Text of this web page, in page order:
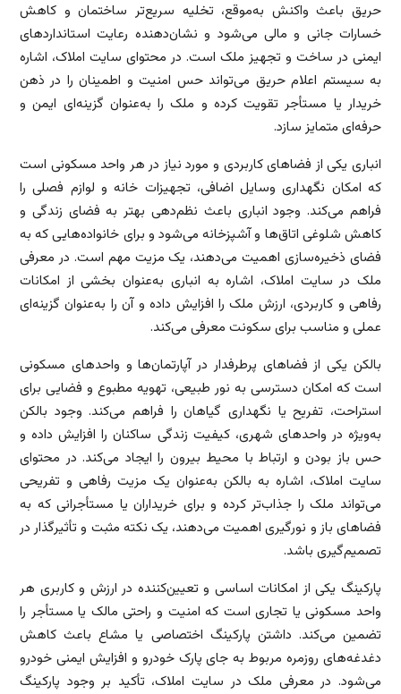
حریق باعث واکنش به‌موقع، تخلیه سریع‌تر ساختمان و کاهش
خسارات جانی و مالی می‌شود و نشان‌دهنده رعایت استانداردهای
ایمنی در ساخت و تجهیز ملک است. در محتوای سایت املاک، اشاره
به سیستم اعلام حریق می‌تواند حس امنیت و اطمینان را در ذهن
خریدار یا مستأجر تقویت کرده و ملک را به‌عنوان گزینه‌ای ایمن و
حرفه‌ای متمایز سازد.
انباری یکی از فضاهای کاربردی و مورد نیاز در هر واحد مسکونی است
که امکان نگهداری وسایل اضافی، تجهیزات خانه و لوازم فصلی را
فراهم می‌کند. وجود انباری باعث نظم‌دهی بهتر به فضای زندگی و
کاهش شلوغی اتاق‌ها و آشپزخانه می‌شود و برای خانواده‌هایی که به
فضای ذخیره‌سازی اهمیت می‌دهند، یک مزیت مهم است. در معرفی
ملک در سایت املاک، اشاره به انباری به‌عنوان بخشی از امکانات
رفاهی و کاربردی، ارزش ملک را افزایش داده و آن را به‌عنوان گزینه‌ای
عملی و مناسب برای سکونت معرفی می‌کند.
بالکن یکی از فضاهای پرطرفدار در آپارتمان‌ها و واحدهای مسکونی
است که امکان دسترسی به نور طبیعی، تهویه مطبوع و فضایی برای
استراحت، تفریح یا نگهداری گیاهان را فراهم می‌کند. وجود بالکن
به‌ویژه در واحدهای شهری، کیفیت زندگی ساکنان را افزایش داده و
حس باز بودن و ارتباط با محیط بیرون را ایجاد می‌کند. در محتوای
سایت املاک، اشاره به بالکن به‌عنوان یک مزیت رفاهی و تفریحی
می‌تواند ملک را جذاب‌تر کرده و برای خریداران یا مستأجرانی که به
فضاهای باز و نورگیری اهمیت می‌دهند، یک نکته مثبت و تأثیرگذار در
تصمیم‌گیری باشد.
پارکینگ یکی از امکانات اساسی و تعیین‌کننده در ارزش و کاربری هر
واحد مسکونی یا تجاری است که امنیت و راحتی مالک یا مستأجر را
تضمین می‌کند. داشتن پارکینگ اختصاصی یا مشاع باعث کاهش
دغدغه‌های روزمره مربوط به جای پارک خودرو و افزایش ایمنی خودرو
می‌شود. در معرفی ملک در سایت املاک، تأکید بر وجود پارکینگ